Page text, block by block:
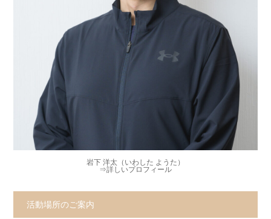
岩下 洋太（いわした ようた）
⇒詳しいプロフィール
活動場所のご案内